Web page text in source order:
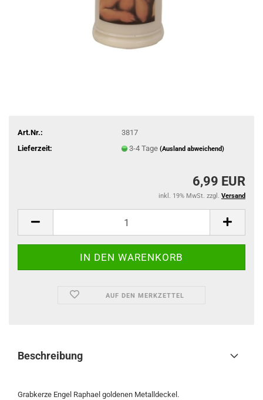
Art.Nr.:
3817
Lieferzeit:
3-4 Tage (Ausland abweichend)
6,99 EUR
inkl. 19% MwSt. zzgl. Versand
AUF DEN MERKZETTEL
Beschreibung
Grabkerze Engel Raphael goldenen Metalldeckel.